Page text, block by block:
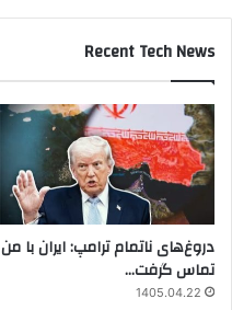
Recent Tech News
دروغ‌های ناتمام ترامپ: ایران با من
تماس گرفت…
1405.04.22